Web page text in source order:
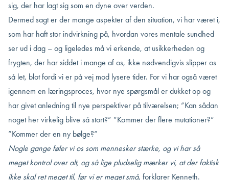
sig, der har lagt sig som en dyne over verden.
Dermed sagt er der mange aspekter af den situation, vi har været i,
som har haft stor indvirkning på, hvordan vores mentale sundhed
ser ud i dag – og ligeledes må vi erkende, at usikkerheden og
frygten, der har siddet i mange af os, ikke nødvendigvis slipper os
så let, blotfordi vi er på vej mod lysere tider. For vi har også været
igennem en læringsproces, hvor nye spørgsmål er dukket op og
har givet anledning til nye perspektiver på tilværelsen; ”Kan sådan
noget her virkelig blive så stort?” ”Kommer der flere mutationer?”
”Kommer der en ny bølge?”
Nogle gange føler vi os som mennesker stærke, og vi har så
meget kontrol over alt, og så lige pludselig mærker vi, at der faktisk
ikke skal ret meget til, før vi er meget små, forklarer Kenneth.